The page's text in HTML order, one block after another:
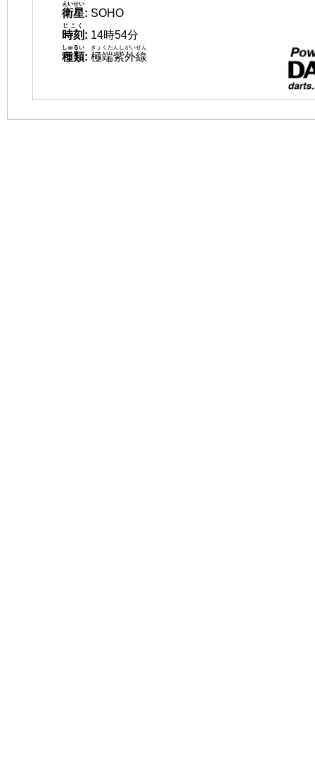
衛星
えいせい
: SOHO
時刻
じこく
: 14時54分
種類
しゅるい
: 極端紫外線
きょくたんしがいせん